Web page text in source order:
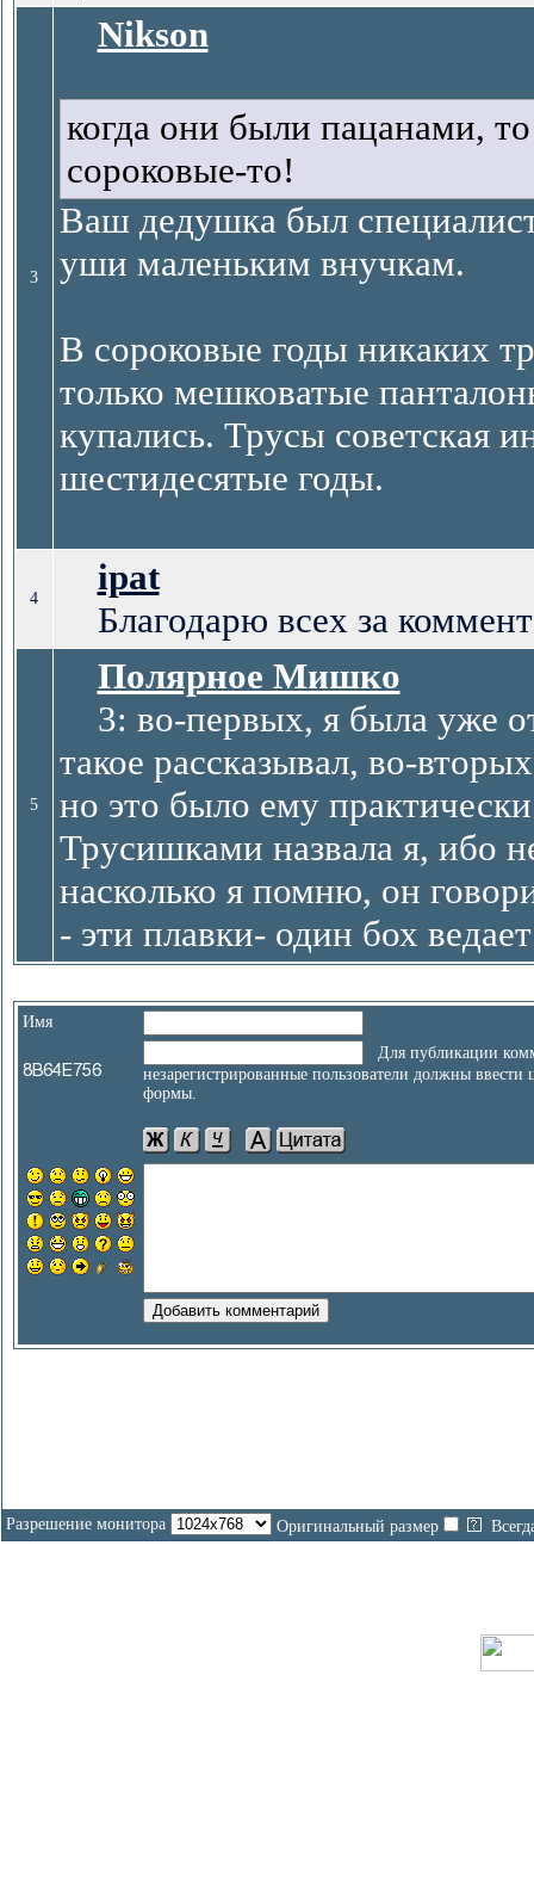
3
Nikson
когда они были пацанами,
сороковые-то!
Ваш дедушка был
уши маленьким внучкам.
В сороковые годы никаких
только мешковатые
купались. Трусы советская
шестидесятые годы.
4
ipat
Благодарю всех за
5
Полярное Мишко
3: во-первых, я была уже
такое рассказывал, во-
но это было ему
Трусишками назвала я, ибо
насколько я помню, он
- эти плавки- один бох
Имя
Для публикации
незарегистрированные пользователи должны
формы.
Разрешение монитора Оригинальный размер